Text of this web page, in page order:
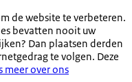
de website te verbeteren.
bevatten nooit uw
Dan plaatsen derden
te volgen. Deze
meer over ons